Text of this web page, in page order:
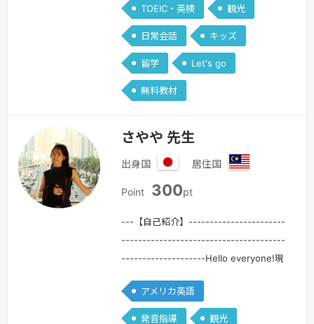
ひ！長く学習を続けて必ず身につけてい
ただくために、「私自身が楽しみながら
レッスンをすることで、生徒さんにも楽
しんでいただけるレッスン」を…
を見る »
TOEIC・英検 観光
日常会話 キッズ
留学 Let's go
無料教材
さやや 先生
出身国
本
居住国
シ
ア
Point 300pt
---【自己紹介】-----------------------
---------------------------------------
--------------------Hello everyone!現
です！英語を使って働いたり、世界中に
友達を作ったりしてみたい！私もそんな
アメリカ英語
発音指導 観光